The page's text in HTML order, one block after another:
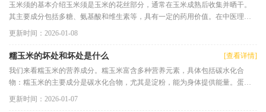
玉米须的基本介绍玉米须是玉米的花丝部分，通常在玉米成熟后收集并晒干。
其主要成分包括多糖、氨基酸和维生素等，具有一定的药用价值。在中医理论
中，玉米须被认为具有清热解
更新时间：2026-01-08
糯玉米的坏处和坏处是什么
[查看详情]
我们来看糯玉米的营养成分。糯玉米富含多种营养元素，具体包括碳水化合
物：糯玉米的主要成分是碳水化合物，尤其是淀粉，能为身体提供能量。蛋白
质：虽然糯玉米的蛋白质含量相
更新时间：2026-01-07